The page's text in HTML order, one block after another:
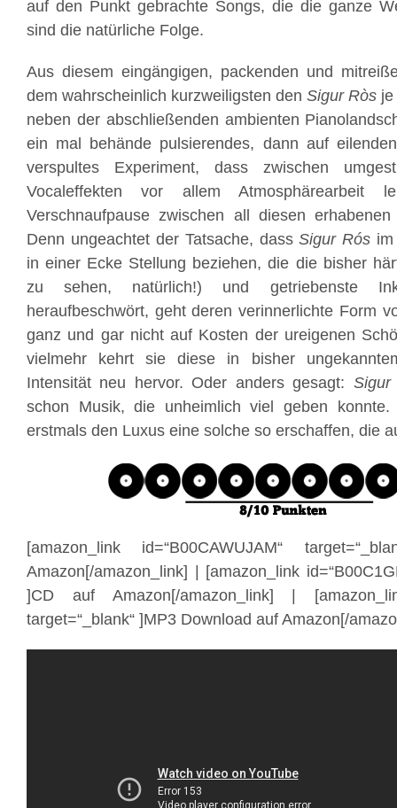
auf den Punkt gebrachte Songs, die die ganze
sind die natürliche Folge.
Aus diesem eingängigen, packenden und
dem wahrscheinlich kurzweiligsten den Sigur Ròs
neben der abschließenden ambienten
ein mal behände pulsierendes, dann auf
verspultes Experiment, dass zwischen
Vocaleffekten vor allem
Verschnaufpause zwischen all diesen
Denn ungeachtet der Tatsache, dassSigur Rós
in einer Ecke Stellung beziehen, die die bisher
zu sehen, natürlich!) und getriebenste
heraufbeschwört, geht deren verinnerlichte Form
ganz und gar nicht auf Kosten der ureigenen
vielmehr kehrt sie diese in bisher
Intensität neu hervor. Oder anders gesagt: Sigur
schon Musik, die unheimlich viel geben
erstmals den Luxus eine solche so erschaffen, die
[amazon_link id=“B00CAWUJAM“
Amazon[/amazon_link] | [amazon_link
]CD auf Amazon[/amazon_link] |
target=“_blank“ ]MP3 Download auf Amazon[/